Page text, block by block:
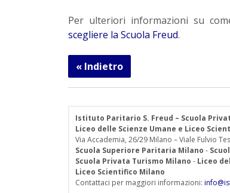
Per ulteriori informazioni su
scegliere la Scuola Freud.
« Indietro
Istituto Paritario S. Freud – Scuola
Liceo delle Scienze Umane e Liceo
Via Accademia, 26/29 Milano – Viale Fulvio
Scuola Superiore Paritaria Milano -
Scuola Privata Turismo Milano - Liceo
Liceo Scientifico Milano
Contattaci per maggiori informazioni: